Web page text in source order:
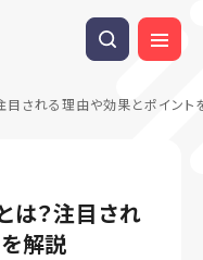
目される理由や効果とポイント
は？注目され
解説